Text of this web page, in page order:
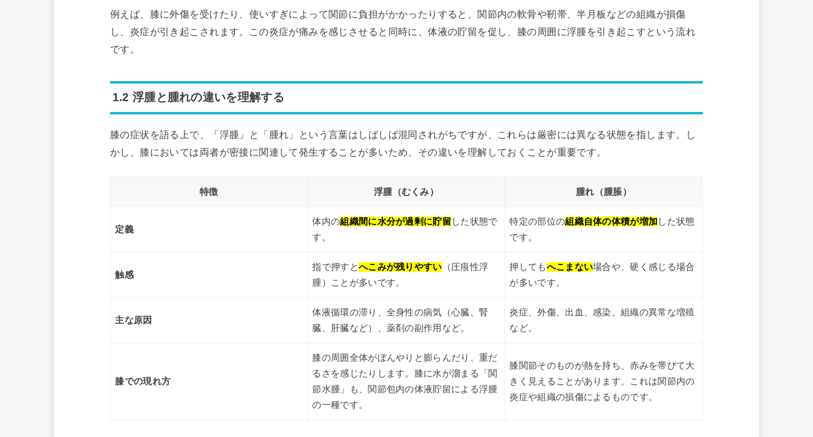
例えば、膝に外傷を受けたり、使いすぎによって関節に負担がかかったりすると、関節内の軟骨や靭帯、半月板などの組織が損傷
し、炎症が引き起こされます。この炎症が痛みを感じさせると同時に、体液の貯留を促し、膝の周囲に浮腫を引き起こすという流れ
です。
1.2 浮腫と腫れの違いを理解する
膝の症状を語る上で、「浮腫」と「腫れ」という言葉はしばしば混同されがちですが、これらは厳密には異なる状態を指します。し
かし、膝においては両者が密接に関連して発生することが多いため、その違いを理解しておくことが重要です。
特徴 浮腫（むくみ） 腫れ（腫脹）
定義
体内の組織間に水分が過剰に貯留 した状態で
す。
特定の部位の組織自体の体積が増加 した状態
です。
触感
指で押すとへこみが残りやすい （圧痕性浮
腫）ことが多いです。
押してもへこまない場合や、硬く感じる場合
が多いです。
主な原因
体液循環の滞り、全身性の病気（心臓、腎
臓、肝臓など）、薬剤の副作用など。
炎症、外傷、出血、感染、組織の異常な増殖
など。
膝での現れ方
膝の周囲全体がぼんやりと膨らんだり、重だ
るさを感じたりします。膝に水が溜まる「関
節水腫」も、関節包内の体液貯留による浮腫
の一種です。
膝関節そのものが熱を持ち、赤みを帯びて大
きく見えることがあります。これは関節内の
炎症や組織の損傷によるものです。